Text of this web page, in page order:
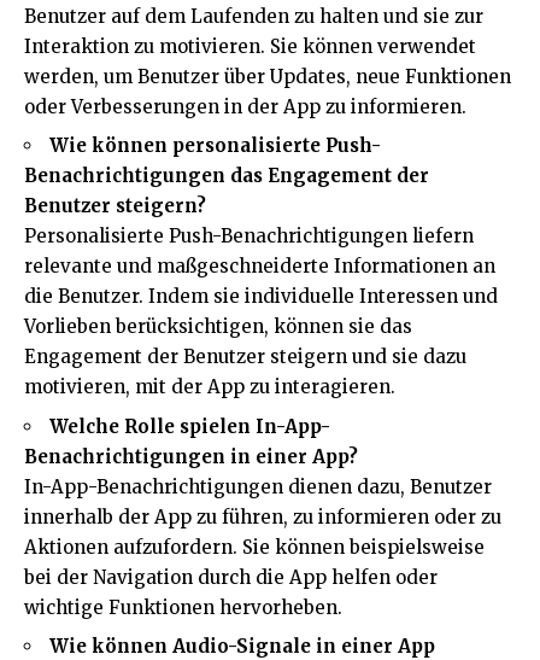
Benutzer auf dem Laufenden zu halten und sie zur
Interaktion zu motivieren. Sie können verwendet
werden, um Benutzer über Updates, neue Funktionen
oder Verbesserungen in der App zu informieren.
Wie können personalisierte Push-
Benachrichtigungen das Engagement der
Benutzer steigern?
Personalisierte Push-Benachrichtigungen liefern
relevante und maßgeschneiderte Informationen an
die Benutzer. Indem sie individuelle Interessen und
Vorlieben berücksichtigen, können sie das
Engagement der Benutzer steigern und sie dazu
motivieren, mit der App zu interagieren.
Welche Rolle spielen In-App-
Benachrichtigungen in einer App?
In-App-Benachrichtigungen dienen dazu, Benutzer
innerhalb der App zu führen, zu informieren oder zu
Aktionen aufzufordern. Sie können beispielsweise
bei der Navigation durch die App helfen oder
wichtige Funktionen hervorheben.
Wie können Audio-Signale in einer App